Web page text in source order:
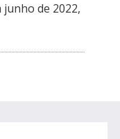
de 2022,